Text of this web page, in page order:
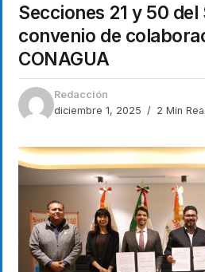
Secciones 21 y 50
convenio de
CONAGUA
Redacción
diciembre 1, 2025
2 Min